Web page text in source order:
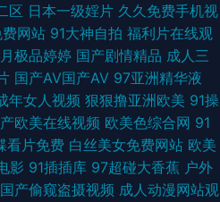
区不卡熟妇 在线观看网站黄 日韩一区二
成人免费A片 黄色91 日韩色网站 91app
区 久久女人淫 av网站在线看不卡 91看
啪 日本精品十二区 91极品福利 操操AV
区 日本一级婬片 久久免费手机视
网站 91大神自拍 福利片在线观
极品婷婷 国产剧情精品 成人三
国产AV国产AV 97亚洲精华液
年女人视频 狠狠撸亚洲欧美 91操
欧美在线视频 欧美色综合网 91
看片免费 白丝美女免费网站 欧美
影 91插插库 97超碰大香蕉 户外
国产偷窥盗摄视频 成人动漫网站观